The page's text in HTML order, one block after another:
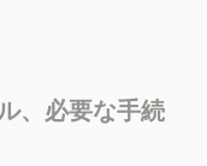
、必要な手続